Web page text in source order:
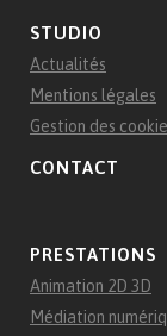
STUDIO
Actualités
Mentions légales
Gestion des
CONTACT
PRESTATIONS
Animation 2D 3D
Médiation